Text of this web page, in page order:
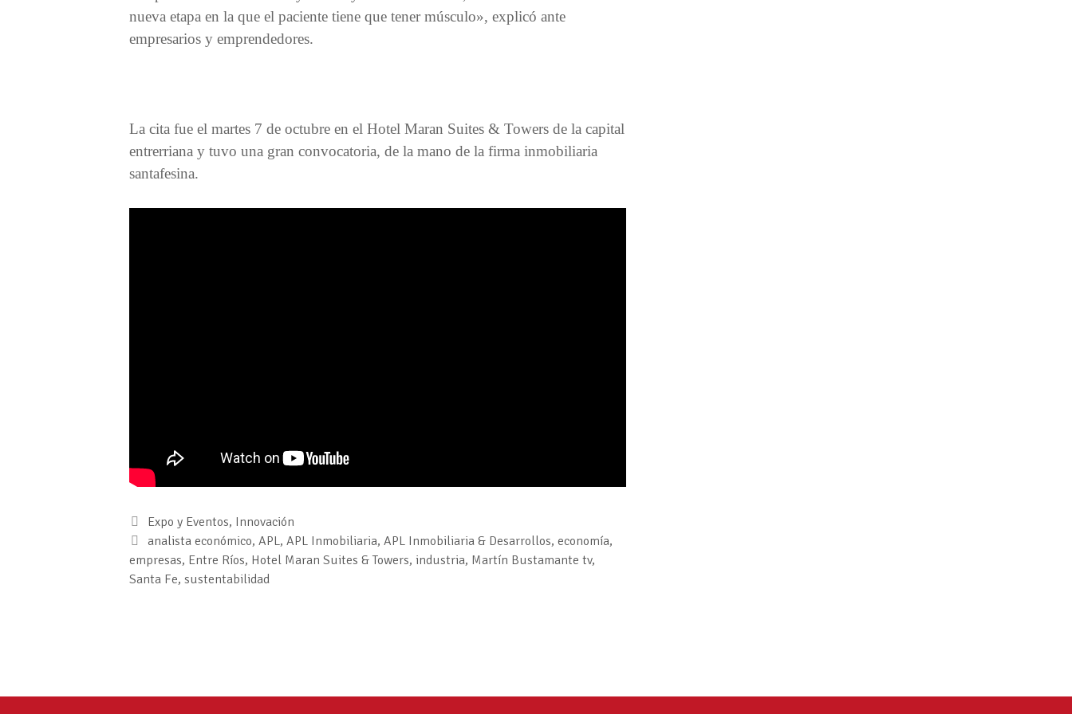
nueva etapa en la que el paciente tiene que tener músculo», explicó ante
empresarios y emprendedores.
La cita fue el martes 7 de octubre en el Hotel Maran Suites & Towers de la capital
entrerriana y tuvo una gran convocatoria, de la mano de la firma inmobiliaria
santafesina.
Expo y Eventos, Innovación
analista económico, APL, APL Inmobiliaria, APL Inmobiliaria & Desarrollos, economía,
empresas, Entre Ríos, Hotel Maran Suites & Towers, industria, Martín Bustamante tv,
Santa Fe, sustentabilidad